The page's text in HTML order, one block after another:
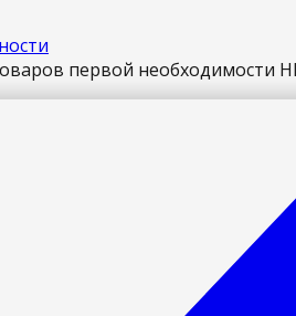
первой необходимости